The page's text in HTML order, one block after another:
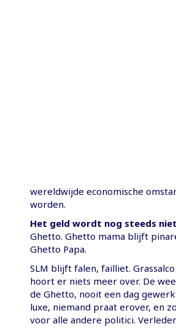
wereldwijde economische
worden.
Het geld wordt nog steeds
Ghetto. Ghetto mama blijft
Ghetto Papa.
SLM blijft falen, failliet.
hoort er niets meer over. De
de Ghetto, nooit een dag
luxe, niemand praat erover, en
voor alle andere politici.